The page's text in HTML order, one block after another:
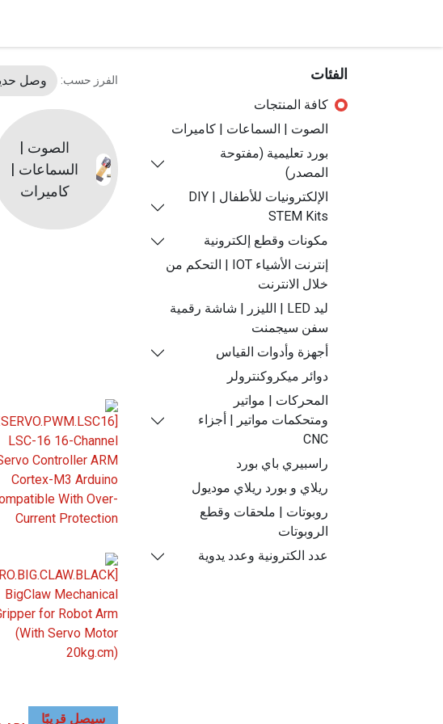
الفئات
كافة المنتجات
الصوت | السماعات | كاميرات
بورد تعليمية (مفتوحة
المصدر)
الإلكترونيات للأطفال | DIY
STEM Kits
مكونات وقطع إلكترونية
إنترنت الأشياء IOT | التحكم من
خلال الانترنت
ليد LED | الليزر | شاشة رقمية
سفن سيجمنت
أجهزة وأدوات القياس
دوائر ميكروكنترولر
المحركات | مواتير
ومتحكمات مواتير | أجزاء
CNC
راسبيري باي بورد
ريلاي و بورد ريلاي موديول
روبوتات | ملحقات وقطع
الروبوتات
عدد الكترونية وعدد يدوية
الفرز حسب: وصل
الصوت |
السماعات |
كاميرات
سيصل قريبًا